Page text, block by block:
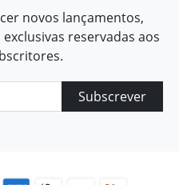
novos lançamentos,
reservadas aos
Subscrever